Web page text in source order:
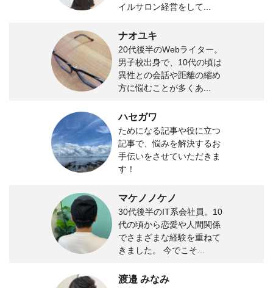
イルサロン経営をして...
ナオユキ
20代後半のWebライター。
男子校出身で、10代の頃は
異性との会話や距離の縮め
方に悩むことが多くあ...
ハセガワ
ためになる記事や役に立つ
記事で、悩みを解決するお
手伝いをさせていただきま
す！
マケノノケノ
30代後半のIT系会社員。10
代の頃から恋愛や人間関係
でさまざまな経験を重ねて
きました。 今でこそ...
渡邉 みなみ